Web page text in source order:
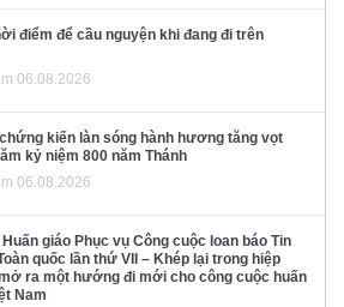
điểm để cầu nguyện khi đang đi trên
06.08.2026
kiến làn sóng hành hương tăng vọt
kỷ niệm 800 năm Thánh
06.08.2026
giáo Phục vụ Công cuộc loan báo Tin
quốc lần thứ VII – Khép lại trong hiệp
ra một hướng đi mới cho công cuộc huấn
Nam